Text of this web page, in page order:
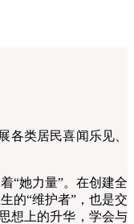
各类居民喜闻乐见、
“她力量”。在创建全
的“维护者”，也是交
想上的升华，学会与